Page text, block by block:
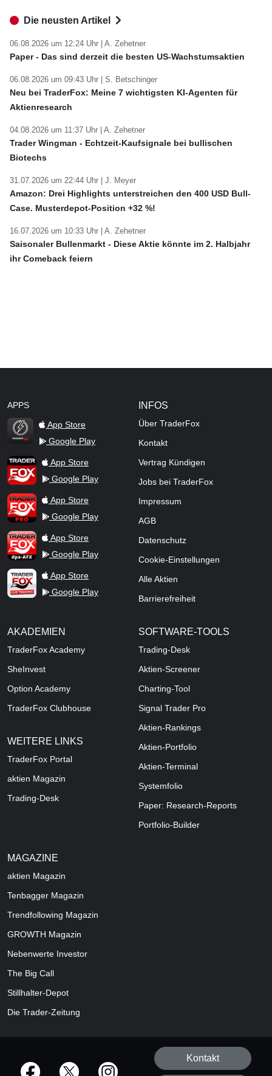
Die neusten Artikel
06.08.2026 um 12:24 Uhr | A. Zehetner
Paper - Das sind derzeit die besten US-Wachstumsaktien
06.08.2026 um 09:43 Uhr | S. Betschinger
Neu bei TraderFox: Meine 7 wichtigsten KI-Agenten für
Aktienresearch
04.08.2026 um 11:37 Uhr | A. Zehetner
Trader Wingman - Echtzeit-Kaufsignale bei bullischen
Biotechs
31.07.2026 um 22:44 Uhr | J. Meyer
Amazon: Drei Highlights unterstreichen den 400 USD Bull-
Case. Musterdepot-Position +32 %!
16.07.2026 um 10:33 Uhr | A. Zehetner
Saisonaler Bullenmarkt - Diese Aktie könnte im 2. Halbjahr
ihr Comeback feiern
APPS
TraderFox Flash
App Store
Google Play
TraderFox AppApp Store
Google Play
TraderFox ProApp Store
Google Play
TraderFox dpa-AFX ProFeed
App Store
Google Play
TraderFox Live Trading
App Store
Google Play
INFOS
Über TraderFox
Kontakt
Vertrag Kündigen
Jobs bei TraderFox
Impressum
AGB
Datenschutz
Cookie-Einstellungen
Alle Aktien
Barrierefreiheit
AKADEMIEN
TraderFox Academy
SheInvest
Option Academy
TraderFox Clubhouse
WEITERE LINKS
TraderFox Portal
aktien Magazin
Trading-Desk
SOFTWARE-TOOLS
Trading-Desk
Aktien-Screener
Charting-Tool
Signal Trader Pro
Aktien-Rankings
Aktien-Portfolio
Aktien-Terminal
Systemfolio
Paper: Research-Reports
Portfolio-Builder
MAGAZINE
aktien Magazin
Tenbagger Magazin
Trendfollowing Magazin
GROWTH Magazin
Nebenwerte Investor
The Big Call
Stillhalter-Depot
Die Trader-Zeitung
offizielle Social Media-Accounts
Kontakt